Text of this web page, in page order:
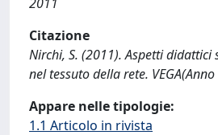
Citazione
Nirchi, S. (2011). Aspetti
nel tessuto della rete.
Appare nelle tipologie:
1.1 Articolo in rivista